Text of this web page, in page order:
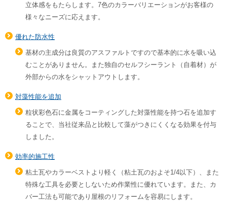
立体感をもたらします。7色のカラーバリエーションがお客様の
様々なニーズに応えます。
優れた防水性
基材の主成分は良質のアスファルトですので基本的に水を吸い込
むことがありません。また独自のセルフシーラント（自着材）が
外部からの水をシャットアウトします。
対藻性能を追加
粒状彩色石に金属をコーティングした対藻性能を持つ石を追加す
ることで、当社従来品と比較して藻がつきにくくなる効果を付与
しました。
効率的施工性
粘土瓦やカラーベストより軽く（粘土瓦のおよそ1/4以下）、また
特殊な工具を必要としないため作業性に優れています。また、カ
バー工法も可能であり屋根のリフォームを容易にします。